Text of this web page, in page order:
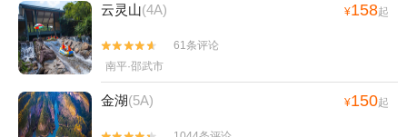
云灵山(4A) ¥158起


61条评论
南平·邵武市
金湖(5A) ¥150起